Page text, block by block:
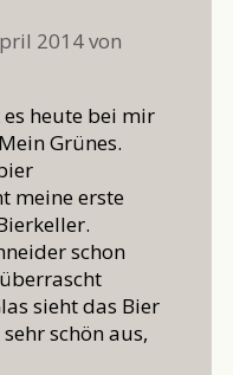
2014von
heute bei mir
Grünes.
meine erste
schon
sieht das Bier
schön aus,